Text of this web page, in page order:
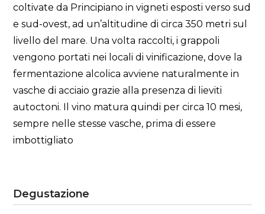
coltivate da Principiano in vigneti esposti verso sud
e sud-ovest, ad un’altitudine di circa 350 metri sul
livello del mare. Una volta raccolti, i grappoli
vengono portati nei locali di vinificazione, dove la
fermentazione alcolica avviene naturalmente in
vasche di acciaio grazie alla presenza di lieviti
autoctoni. Il vino matura quindi per circa 10 mesi,
sempre nelle stesse vasche, prima di essere
imbottigliato
Degustazione